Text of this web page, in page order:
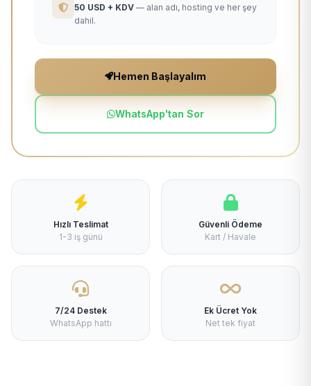
50 USD + KDV — alan adı, hosting ve her şey
dahil.
Hemen Başlayalım
WhatsApp'tan Sor
Hızlı Teslimat
1-3 iş günü
Güvenli Ödeme
Kart / Havale
7/24 Destek
WhatsApp hattı
Ek Ücret Yok
Net tek fiyat